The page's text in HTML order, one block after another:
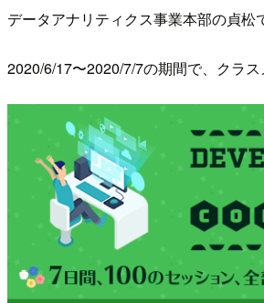
データアナリティクス事業本部の貞松
2020/6/17〜2020/7/7の期間で、クラ